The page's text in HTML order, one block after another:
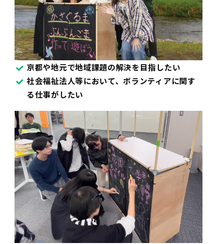
京都や地元で地域課題の解決を目指したい
社会福祉法人等において、ボランティアに関す
る仕事がしたい